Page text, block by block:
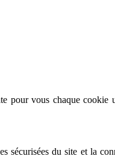
pour vous chaque cookie
sécurisées du site et la